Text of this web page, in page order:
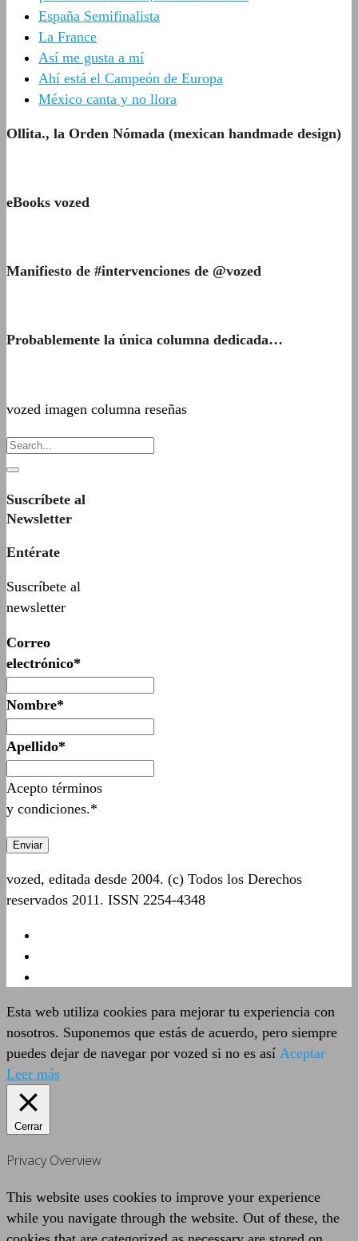
España Semifinalista
La France
Así me gusta a mí
Ahí está el Campeón de Europa
México canta y no llora
Ollita., la Orden Nómada (mexican handmade design)
eBooks vozed
Manifiesto de #intervenciones de @vozed
Probablemente la única columna dedicada…
vozed imagen columna reseñas
Suscríbete al
Newsletter
Entérate
Suscríbete al
newsletter
Correo
electrónico*
Nombre*
Apellido*
Acepto términos
y condiciones.*
vozed, editada desde 2004. (c) Todos los Derechos
reservados 2011. ISSN 2254-4348
Esta web utiliza cookies para mejorar tu experiencia con
nosotros. Suponemos que estás de acuerdo, pero siempre
puedes dejar de navegar por vozed si no es así Aceptar
Leer más
Cerrar
Privacy Overview
This website uses cookies to improve your experience
while you navigate through the website. Out of these, the